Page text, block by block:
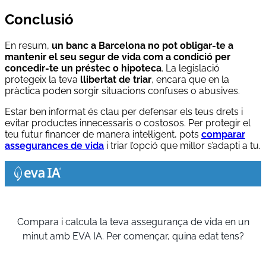
Conclusió
En resum, un banc a Barcelona no pot obligar-te a
mantenir el seu segur de vida com a condició per
concedir-te un préstec o hipoteca. La legislació
protegeix la teva llibertat de triar, encara que en la
pràctica poden sorgir situacions confuses o abusives.
Estar ben informat és clau per defensar els teus drets i
evitar productes innecessaris o costosos. Per protegir el
teu futur financer de manera intel·ligent, pots comparar
assegurances de vida i triar l’opció que millor s’adapti a tu.
Compara i calcula la teva assegurança de vida en un
minut amb EVA IA. Per començar, quina edat tens?